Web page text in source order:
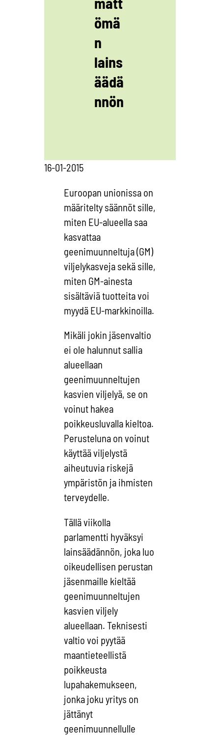
ömä
n
lains
äädä
nnön
16-01-2015
Euroopan unionissa on
määritelty säännöt sille,
miten EU-alueella saa
kasvattaa
geenimuunneltuja (GM)
viljelykasveja sekä sille,
miten GM-ainesta
sisältäviä tuotteita voi
myydä EU-markkinoilla.
Mikäli jokin jäsenvaltio
ei ole halunnut sallia
alueellaan
geenimuunneltujen
kasvien viljelyä, se on
voinut hakea
poikkeusluvalla kieltoa.
Perusteluna on voinut
käyttää viljelystä
aiheutuvia riskejä
ympäristön ja ihmisten
terveydelle.
Tällä viikolla
parlamentti hyväksyi
lainsäädännön, joka luo
oikeudellisen perustan
jäsenmaille kieltää
geenimuunneltujen
kasvien viljely
alueellaan. Teknisesti
valtio voi pyytää
maantieteellistä
poikkeusta
lupahakemukseen,
jonka joku yritys on
jättänyt
geenimuunnellulle